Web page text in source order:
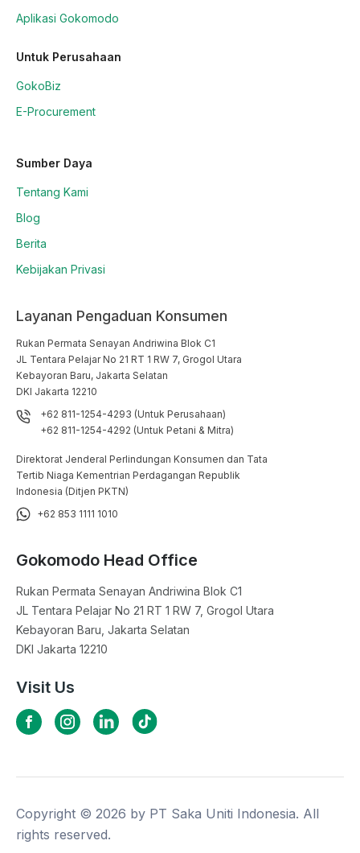
Aplikasi Gokomodo
Untuk Perusahaan
GokoBiz
E-Procurement
Sumber Daya
Tentang Kami
Blog
Berita
Kebijakan Privasi
Layanan Pengaduan Konsumen
Rukan Permata Senayan Andriwina Blok C1
JL Tentara Pelajar No 21 RT 1 RW 7, Grogol Utara
Kebayoran Baru, Jakarta Selatan
DKI Jakarta 12210
+62 811-1254-4293 (Untuk Perusahaan)
+62 811-1254-4292 (Untuk Petani & Mitra)
Direktorat Jenderal Perlindungan Konsumen dan Tata
Tertib Niaga Kementrian Perdagangan Republik
Indonesia (Ditjen PKTN)
+62 853 1111 1010
Gokomodo Head Office
Rukan Permata Senayan Andriwina Blok C1
JL Tentara Pelajar No 21 RT 1 RW 7, Grogol Utara
Kebayoran Baru, Jakarta Selatan
DKI Jakarta 12210
Visit Us
Copyright © 2026 by PT Saka Uniti Indonesia. All
rights reserved.